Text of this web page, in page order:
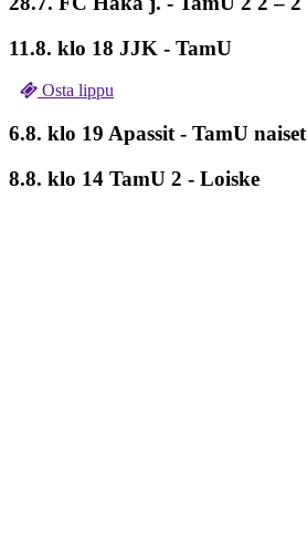
11.8. klo 18 JJK - TamU
Osta lippu
6.8. klo 19 Apassit - TamU naiset
8.8. klo 14 TamU 2 - Loiske